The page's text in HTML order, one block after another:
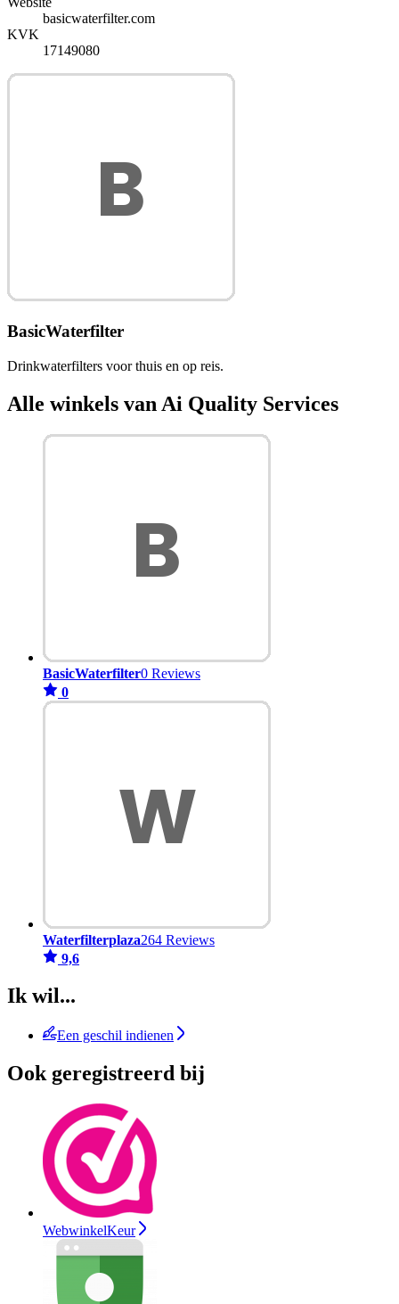
basicwaterfilter.com
KVK
17149080
BasicWaterfilter
Drinkwaterfilters voor thuis en op reis.
Alle winkels van Ai Quality Services
BasicWaterfilter0 Reviews
0
Waterfilterplaza264 Reviews
9,6
Ik wil...
Een geschil indienen
Ook geregistreerd bij
WebwinkelKeur